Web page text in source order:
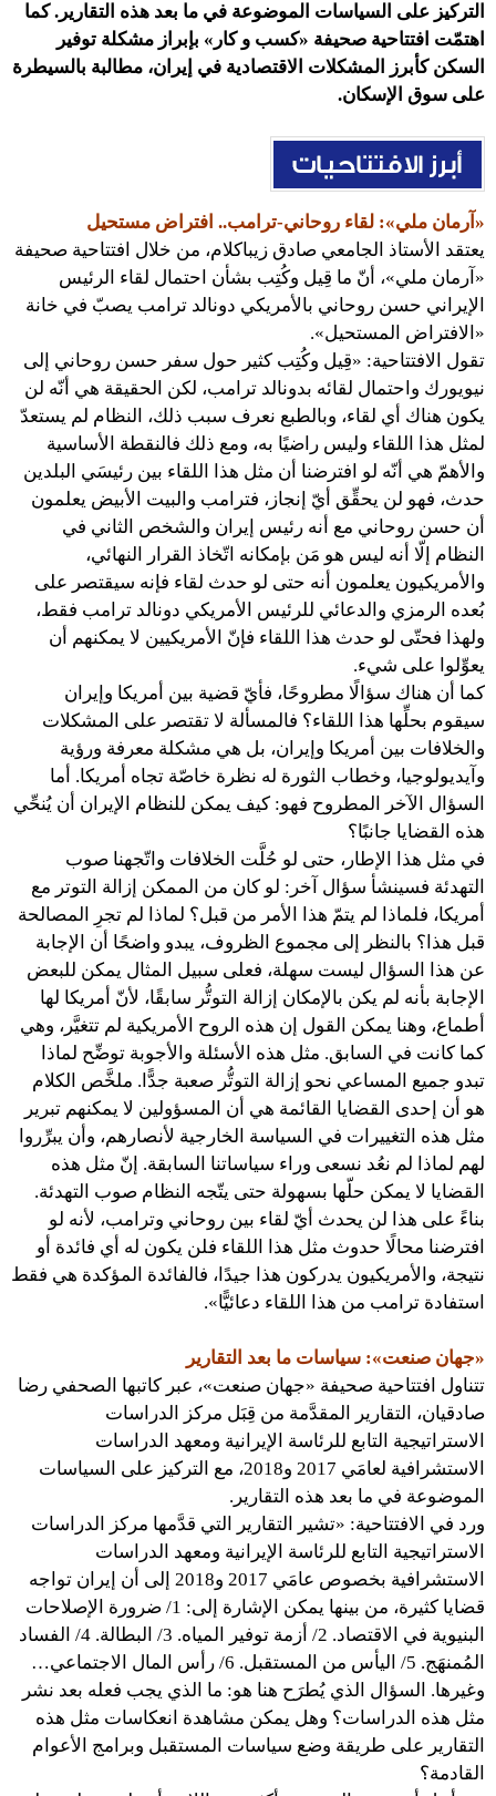
التركيز على السياسات الموضوعة في ما بعد هذه التقارير. كما
اهتمّت افتتاحية صحيفة «كسب و كار» بإبراز مشكلة توفير
السكن كأبرز المشكلات الاقتصادية في إيران، مطالبة بالسيطرة
على سوق الإسكان.
«آرمان ملي»: لقاء روحاني-ترامب.. افتراض مستحيل
يعتقد الأستاذ الجامعي صادق زيباكلام، من خلال افتتاحية صحيفة
«آرمان ملي»، أنّ ما قِيل وكُتِب بشأن احتمال لقاء الرئيس
الإيراني حسن روحاني بالأمريكي دونالد ترامب يصبّ في خانة
«الافتراض المستحيل».
تقول الافتتاحية: «قِيل وكُتِب كثير حول سفر حسن روحاني إلى
نيويورك واحتمال لقائه بدونالد ترامب، لكن الحقيقة هي أنّه لن
يكون هناك أي لقاء، وبالطبع نعرف سبب ذلك، النظام لم يستعدّ
لمثل هذا اللقاء وليس راضيًا به، ومع ذلك فالنقطة الأساسية
والأهمّ هي أنّه لو افترضنا أن مثل هذا اللقاء بين رئيسَي البلدين
حدث، فهو لن يحقِّق أيّ إنجاز، فترامب والبيت الأبيض يعلمون
أن حسن روحاني مع أنه رئيس إيران والشخص الثاني في
النظام إلّا أنه ليس هو مَن بإمكانه اتّخاذ القرار النهائي،
والأمريكيون يعلمون أنه حتى لو حدث لقاء فإنه سيقتصر على
بُعده الرمزي والدعائي للرئيس الأمريكي دونالد ترامب فقط،
ولهذا فحتّى لو حدث هذا اللقاء فإنّ الأمريكيين لا يمكنهم أن
يعوِّلوا على شيء.
كما أن هناك سؤالًا مطروحًا، فأيّ قضية بين أمريكا وإيران
سيقوم بحلِّها هذا اللقاء؟ فالمسألة لا تقتصر على المشكلات
والخلافات بين أمريكا وإيران، بل هي مشكلة معرفة ورؤية
وآيديولوجيا، وخطاب الثورة له نظرة خاصّة تجاه أمريكا. أما
السؤال الآخر المطروح فهو: كيف يمكن للنظام الإيران أن يُنحِّي
هذه القضايا جانبًا؟
في مثل هذا الإطار، حتى لو حُلَّت الخلافات واتّجهنا صوب
التهدئة فسينشأ سؤال آخر: لو كان من الممكن إزالة التوتر مع
أمريكا، فلماذا لم يتمّ هذا الأمر من قبل؟ لماذا لم تجرِ المصالحة
قبل هذا؟ بالنظر إلى مجموع الظروف، يبدو واضحًا أن الإجابة
عن هذا السؤال ليست سهلة، فعلى سبيل المثال يمكن للبعض
الإجابة بأنه لم يكن بالإمكان إزالة التوتُّر سابقًا، لأنّ أمريكا لها
أطماع، وهنا يمكن القول إن هذه الروح الأمريكية لم تتغيَّر، وهي
كما كانت في السابق. مثل هذه الأسئلة والأجوبة توضِّح لماذا
تبدو جميع المساعي نحو إزالة التوتُّر صعبة جدًّا. ملخَّص الكلام
هو أن إحدى القضايا القائمة هي أن المسؤولين لا يمكنهم تبرير
مثل هذه التغييرات في السياسة الخارجية لأنصارهم، وأن يبرِّروا
لهم لماذا لم نعُد نسعى وراء سياساتنا السابقة. إنّ مثل هذه
القضايا لا يمكن حلّها بسهولة حتى يتّجه النظام صوب التهدئة.
بناءً على هذا لن يحدث أيّ لقاء بين روحاني وترامب، لأنه لو
افترضنا محالًا حدوث مثل هذا اللقاء فلن يكون له أي فائدة أو
نتيجة، والأمريكيون يدركون هذا جيدًا، فالفائدة المؤكدة هي فقط
استفادة ترامب من هذا اللقاء دعائيًّا».
«جهان صنعت»: سياسات ما بعد التقارير
تتناول افتتاحية صحيفة «جهان صنعت»، عبر كاتبها الصحفي رضا
صادقيان، التقارير المقدَّمة من قِبَل مركز الدراسات
الاستراتيجية التابع للرئاسة الإيرانية ومعهد الدراسات
الاستشرافية لعامَي 2017 و2018، مع التركيز على السياسات
الموضوعة في ما بعد هذه التقارير.
ورد في الافتتاحية: «تشير التقارير التي قدَّمها مركز الدراسات
الاستراتيجية التابع للرئاسة الإيرانية ومعهد الدراسات
الاستشرافية بخصوص عامَي 2017 و2018 إلى أن إيران تواجه
قضايا كثيرة، من بينها يمكن الإشارة إلى: 1/ ضرورة الإصلاحات
البنيوية في الاقتصاد. 2/ أزمة توفير المياه. 3/ البطالة. 4/ الفساد
المُمنهَج. 5/ اليأس من المستقبل. 6/ رأس المال الاجتماعي…
وغيرها. السؤال الذي يُطرَح هنا هو: ما الذي يجب فعله بعد نشر
مثل هذه الدراسات؟ وهل يمكن مشاهدة انعكاسات مثل هذه
التقارير على طريقة وضع سياسات المستقبل وبرامج الأعوام
القادمة؟